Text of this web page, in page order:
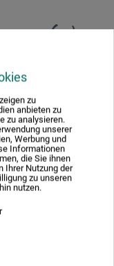
zu
anbieten zu
zu analysieren.
unserer
Werbung und
Informationen
die Sie ihnen
Ihrer Nutzung der
zu unseren
nutzen.
(0)
diesem Produkt
Herstellers zu